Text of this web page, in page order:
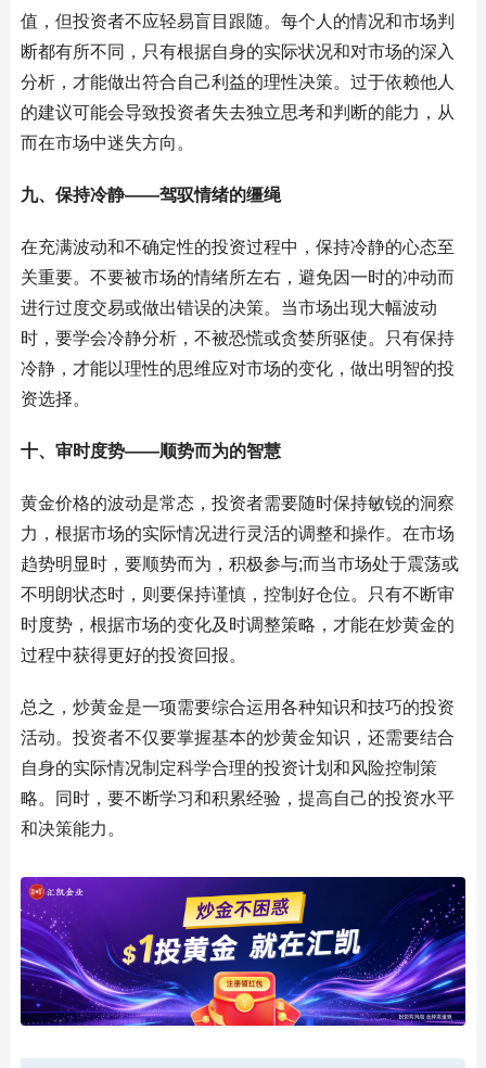
值，但投资者不应轻易盲目跟随。每个人的情况和市场判
断都有所不同，只有根据自身的实际状况和对市场的深入
分析，才能做出符合自己利益的理性决策。过于依赖他人
的建议可能会导致投资者失去独立思考和判断的能力，从
而在市场中迷失方向。
九、保持冷静——驾驭情绪的缰绳
在充满波动和不确定性的投资过程中，保持冷静的心态至
关重要。不要被市场的情绪所左右，避免因一时的冲动而
进行过度交易或做出错误的决策。当市场出现大幅波动
时，要学会冷静分析，不被恐慌或贪婪所驱使。只有保持
冷静，才能以理性的思维应对市场的变化，做出明智的投
资选择。
十、审时度势——顺势而为的智慧
黄金价格的波动是常态，投资者需要随时保持敏锐的洞察
力，根据市场的实际情况进行灵活的调整和操作。在市场
趋势明显时，要顺势而为，积极参与;而当市场处于震荡或
不明朗状态时，则要保持谨慎，控制好仓位。只有不断审
时度势，根据市场的变化及时调整策略，才能在炒黄金的
过程中获得更好的投资回报。
总之，炒黄金是一项需要综合运用各种知识和技巧的投资
活动。投资者不仅要掌握基本的炒黄金知识，还需要结合
自身的实际情况制定科学合理的投资计划和风险控制策
略。同时，要不断学习和积累经验，提高自己的投资水平
和决策能力。